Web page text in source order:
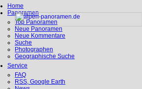
Home
Panoramen
Top Panoramen
Neue Panoramen
Neue Kommentare
Suche
Photographen
Geographische Suche
Service
FAQ
RSS, Google Earth